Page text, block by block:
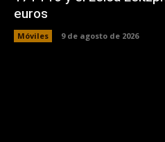
euros
Móviles 9 de agosto de 2026